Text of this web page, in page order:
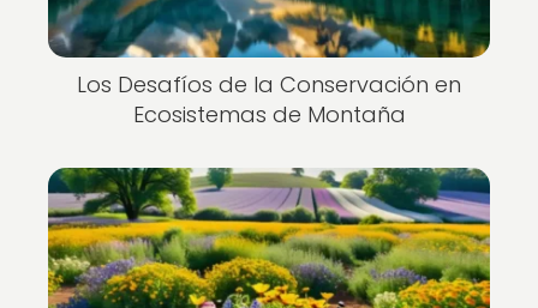
Los Desafíos de la Conservación en
Ecosistemas de Montaña